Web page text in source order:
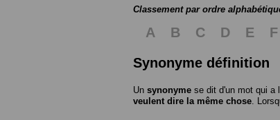
Classement par ordre
A B C D E F
Synonyme définition
Un synonyme se dit d'un mot qui a
veulent dire la même chose .